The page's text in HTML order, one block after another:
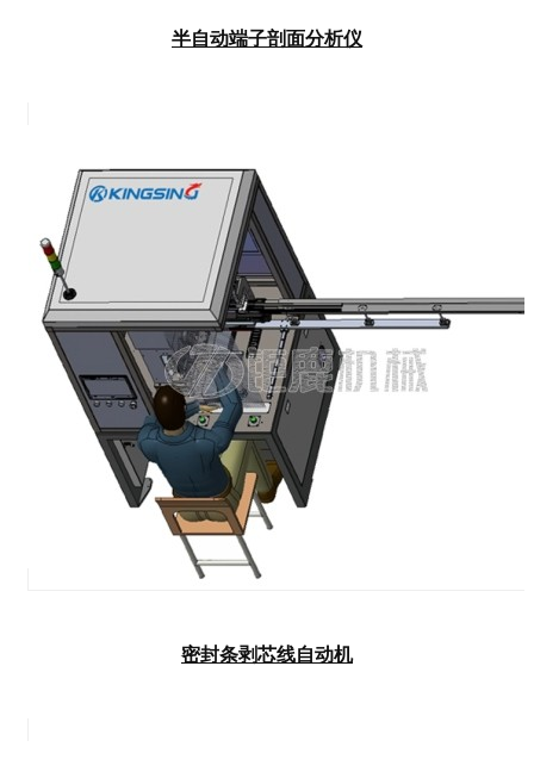
半自动端子剖面分析仪
密封条剥芯线自动机